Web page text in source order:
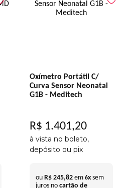
Oxímetro Portátil C/
Curva Sensor Neonatal
G1B - Meditech
R$ 1.401,20
à vista no boleto,
depósito ou pix
ou R$ 245,82 em 6x sem
juros no cartão de